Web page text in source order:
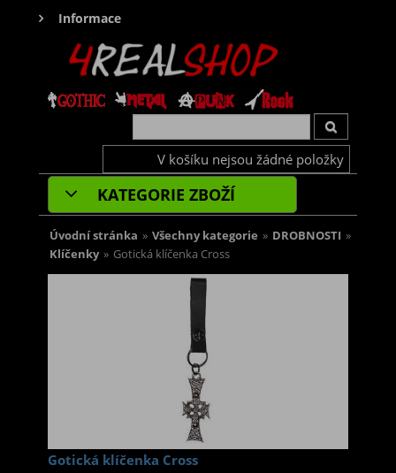
Informace
V košíku nejsou žádné položky
KATEGORIE ZBOŽÍ
Úvodní stránka » Všechny kategorie » DROBNOSTI »
Klíčenky » Gotická klíčenka Cross
Gotická klíčenka Cross